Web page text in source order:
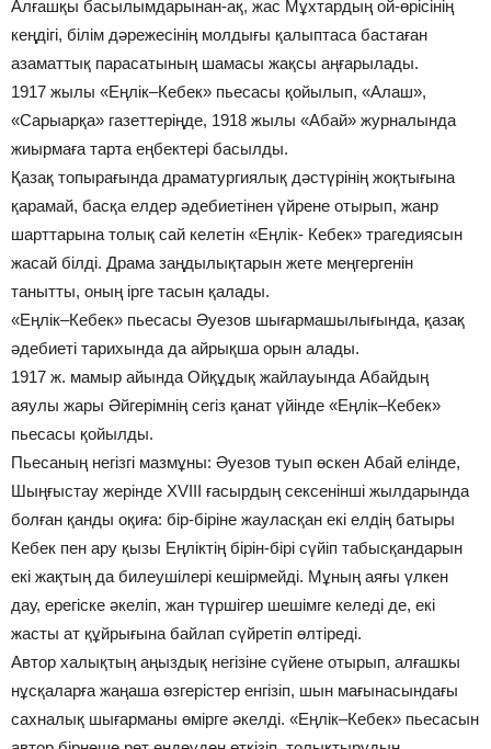
Алғашқы басылымдарынан-ақ, жас Мұхтардың ой-өрісінің
кеңдігі, білім дәрежесінің молдығы қалыптаса бастаған
азаматтық парасатының шамасы жақсы аңғарылады.
1917 жылы «Еңлік–Кебек» пьесасы қойылып, «Алаш»,
«Сарыарқа» газеттеріңде, 1918 жылы «Абай» журналында
жиырмаға тарта еңбектері басылды.
Қазақ топырағында драматургиялық дәстүрінің жоқтығына
қарамай, басқа елдер әдебиетінен үйрене отырып, жанр
шарттарына толық сай келетін «Еңлік- Кебек» трагедиясын
жасай білді. Драма заңдылықтарын жете меңгергенін
танытты, оның ірге тасын қалады.
«Еңлік–Кебек» пьесасы Әуезов шығармашылығында, қазақ
әдебиеті тарихында да айрықша орын алады.
1917 ж. мамыр айында Ойқұдық жайлауында Абайдың
аяулы жары Әйгерімнің сегіз қанат үйінде «Еңлік–Кебек»
пьесасы қойылды.
Пьесаның негізгі мазмұны: Әуезов туып өскен Абай елінде,
Шыңғыстау жерінде XVIII ғасырдың сексенінші жылдарында
болған қанды оқиға: бір-біріне жауласқан екі елдің батыры
Кебек пен ару қызы Еңліктің бірін-бірі сүйіп табысқандарын
екі жақтың да билеушілері кешірмейді. Мұның аяғы үлкен
дау, ерегіске әкеліп, жан түршігер шешімге келеді де, екі
жасты ат құйрығына байлап сүйретіп өлтіреді.
Автор халықтың аңыздық негізіне сүйене отырып, алғашкы
нұсқаларға жаңаша өзгерістер енгізіп, шын мағынасындағы
сахналық шығарманы өмірге әкелді. «Еңлік–Кебек» пьесасын